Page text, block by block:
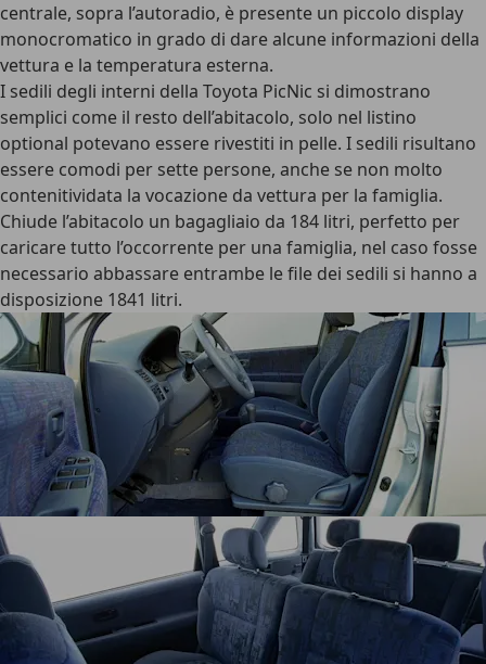
centrale, sopra l’autoradio, è presente un piccolo display
monocromatico in grado di dare alcune informazioni della
vettura e la temperatura esterna.
I sedili degli interni della Toyota PicNic si dimostrano
semplici come il resto dell’abitacolo, solo nel listino
optional potevano essere rivestiti in pelle. I sedili risultano
essere comodi per sette persone, anche se non molto
contenitividata la vocazione da vettura per la famiglia.
Chiude l’abitacolo un bagagliaio da 184 litri, perfetto per
caricare tutto l’occorrente per una famiglia, nel caso fosse
necessario abbassare entrambe le file dei sedili si hanno a
disposizione 1841 litri.